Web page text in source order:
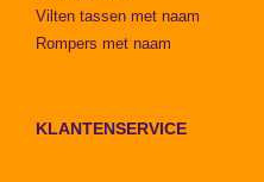
Vilten tassen met naam
Rompers met naam
KLANTENSERVICE